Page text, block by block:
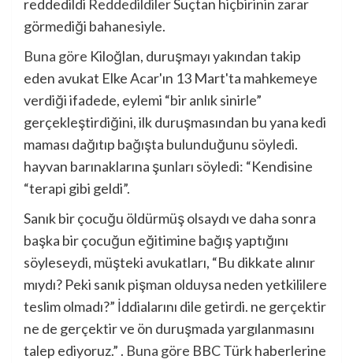
reddedildi ReddedildilerSuçtan hiçbirinin zarar
görmediği bahanesiyle.
Buna göre Kiloğlan, duruşmayı yakından takip
eden avukat Elke Acar'ın 13 Mart'ta mahkemeye
verdiği ifadede, eylemi “bir anlık sinirle”
gerçekleştirdiğini, ilk duruşmasından bu yana kedi
maması dağıtıp bağışta bulunduğunu söyledi.
hayvan barınaklarına şunları söyledi: “Kendisine
“terapi gibi geldi”.
Sanık bir çocuğu öldürmüş olsaydı ve daha sonra
başka bir çocuğun eğitimine bağış yaptığını
söyleseydi, müşteki avukatları, “Bu dikkate alınır
mıydı? Peki sanık pişman olduysa neden yetkililere
teslim olmadı?” İddialarını dile getirdi. ne gerçektir
ne de gerçektir ve ön duruşmada yargılanmasını
talep ediyoruz.” . Buna göre BBC Türk haberlerine